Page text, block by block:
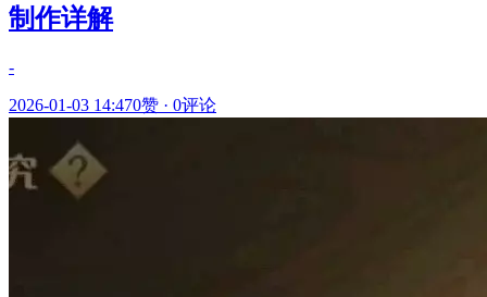
制作详解
-
2026-01-03 14:470赞 · 0评论